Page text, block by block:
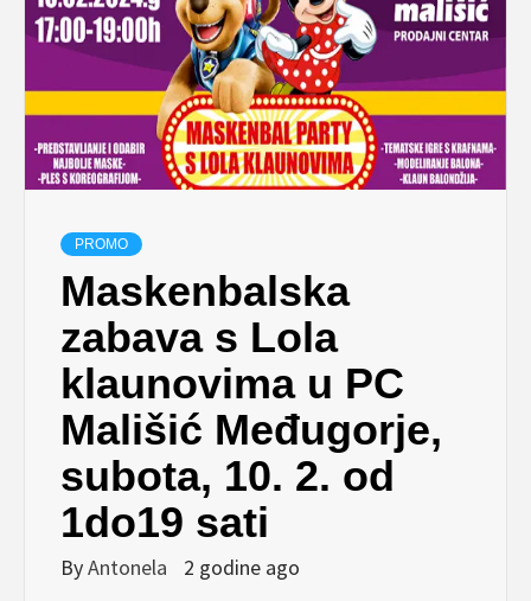
PROMO
Maskenbalska
zabava s Lola
klaunovima u PC
Mališić Međugorje,
subota, 10. 2. od
1do19 sati
ByAntonela 2 godine ago